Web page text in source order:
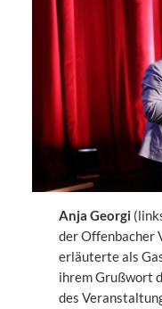
Anja Georgi
der Offenbacher
erläuterte als
ihrem Grußwort
des